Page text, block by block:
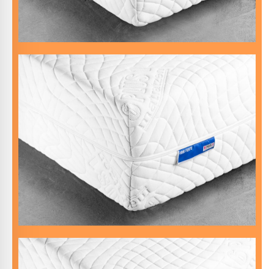
DIE FESTE
Wenn dir DIE HARTE zu hart ist, du es aber fest magst.
Komfortabel für jede Schlafposition
Egal, wie oft du dich drehst, deine Matratze passt sich